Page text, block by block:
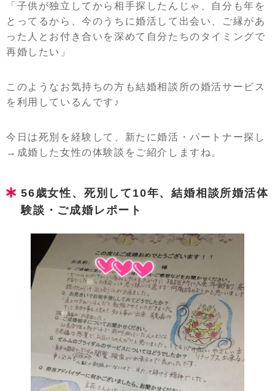
「子供が独立してから相手探したんじゃ、自分も年を
とってるから、今のうちに婚活して出会い、ご縁があ
った人とお付き合いを深めて自分たちのタイミングで
再婚したい」
このようなお気持ちの方も結婚相談所の婚活サービス
を利用しているんです♪
今日は死別を経験して、新たに婚活・パートナー探し
→成婚した女性の体験談をご紹介しますね。
56歳女性、死別して10年、結婚相談所婚活体
験談・ご成婚レポート